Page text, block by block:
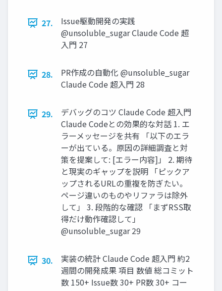
27.
Issue駆動開発の実践
@unsoluble_sugar Claude Code 超
入門 27
28.
PR作成の自動化 @unsoluble_sugar
Claude Code 超入門 28
29.
デバッグのコツ Claude Code 超入門
Claude Codeとの効果的な対話 1. エ
ラーメッセージを共有 「以下のエラ
ーが出ている。原因の詳細調査と対
策を提案して: [エラー内容]」 2. 期待
と現実のギャップを説明 「ピックア
ップされるURLの重複を防ぎたい。
ページ違いのものやリファラは除外
して」 3. 段階的な確認 「まずRSS取
得だけ動作確認して」
@unsoluble_sugar 29
30.
実装の統計 Claude Code 超入門 約2
週間の開発成果 項目 数値 総コミット
数 150+ Issue数 30+ PR数 30+ コー